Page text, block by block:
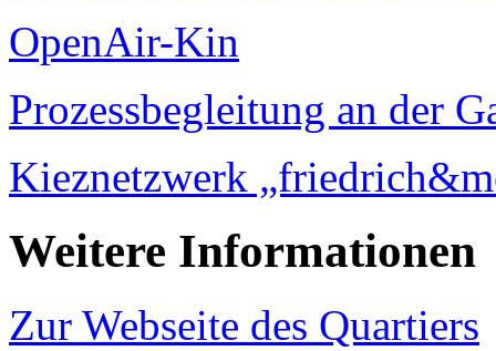
OpenAir-Kin
Prozessbegleitung an der
Kieznetzwerk
Weitere Informationen
Zur Webseite des Quartiers